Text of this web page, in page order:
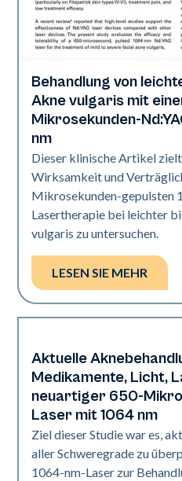
Akne
Behandlung von
Akne vulgaris mit
Mikrosekunden-
nm
Dieser klinische Artikel
Wirksamkeit und
Mikrosekunden-gepulsten
Lasertherapie bei leichter
vulgaris zu untersuchen.
LESEN SIE MEHR
Akne
Aktuelle
Medikamente, Licht,
neuartiger 650-
Laser mit 1064 nm
Ziel dieser Studie war es,
aller Schweregrade zu
1064-nm-Laser zur